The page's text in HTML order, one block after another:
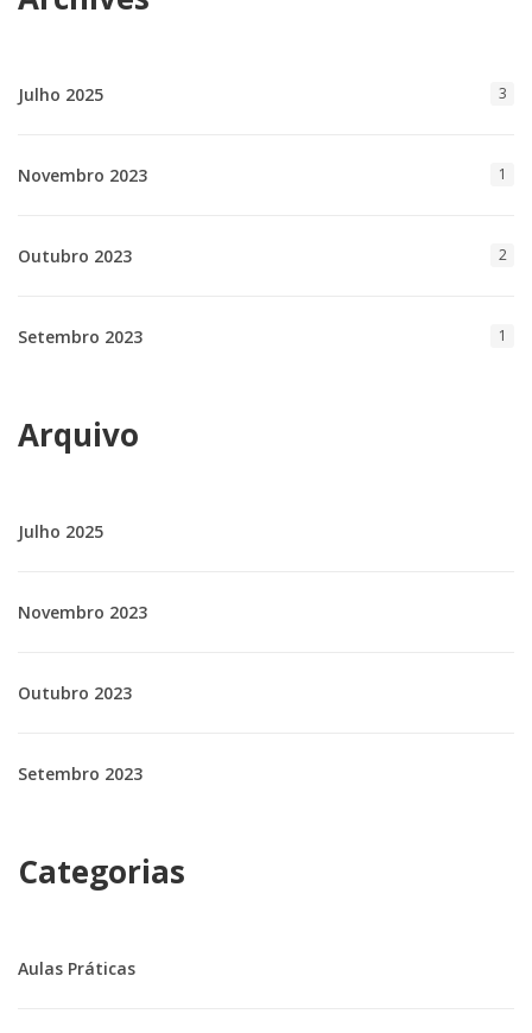
Julho 2025 3
Novembro 2023 1
Outubro 2023 2
Setembro 2023 1
Arquivo
Julho 2025
Novembro 2023
Outubro 2023
Setembro 2023
Categorias
Aulas Práticas